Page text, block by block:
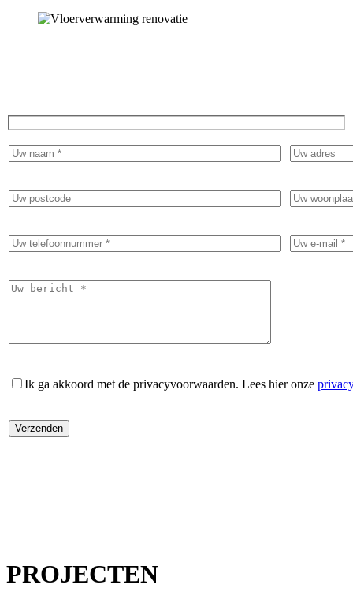
Ik ga akkoord met de privacyvoorwaarden. Lees hier onze
PROJECTEN